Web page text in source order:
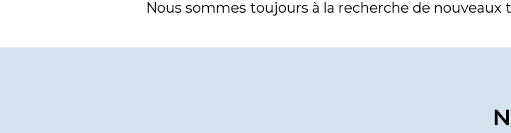
Nous sommes toujours à la recherche de